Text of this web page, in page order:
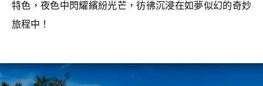
特色，夜色中閃耀繽紛光芒，彷彿沉浸在如夢似幻的奇妙
旅程中！